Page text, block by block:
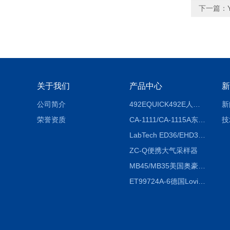
下一篇：
关于我们
公司简介
荣誉资质
产品中心
CA-1111/CA-1115A东京理化EYELA CA-1111/CA-1115A冷却水循环装置
ZC-Q便携大气采样器
MB45/MB35美国奥豪斯OHAUS MB45/MB35卤素红外水分测定仪
ET99724A-6德国Lovibond ET99724A-6微电脑BOD测定仪